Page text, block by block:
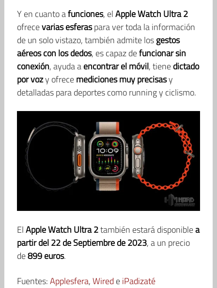
Y en cuanto afunciones, elApple Watch Ultra 2
ofrecevarias esferaspara ver toda la información
de un solo vistazo, también admite losgestos
aéreos con los dedos, es capaz defuncionar sin
conexión, ayuda aencontrar el móvil, tienedictado
por vozy ofrecemediciones muy precisasy
detalladas para deportes como running y ciclismo.
ElApple Watch Ultra 2también estará disponiblea
partir del 22 de Septiembre de 2023, a un precio
de899 euros.
Fuentes:Applesfera,Wired eiPadizaté